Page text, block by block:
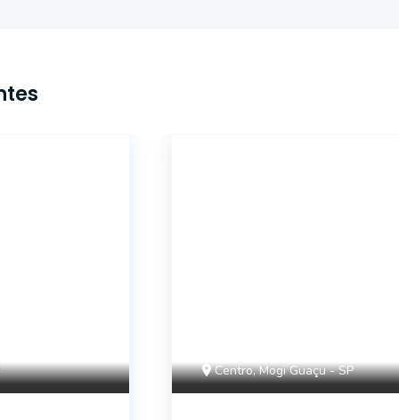
Centro, Mogi Guaçu - SP